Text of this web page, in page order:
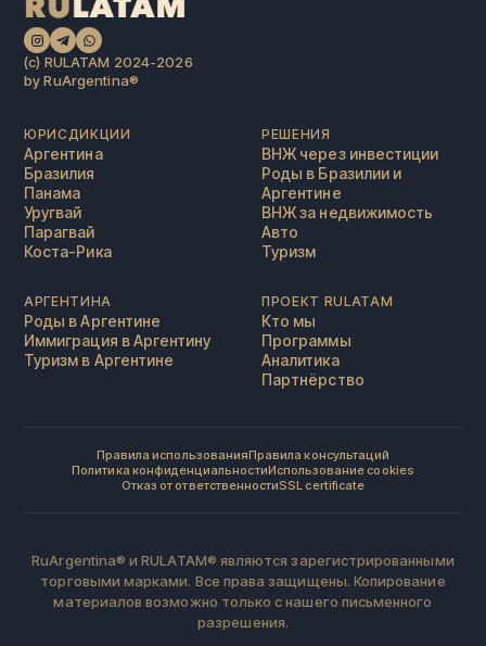
(c) RULATAM 2024-2026
by RuArgentina®️
ЮРИСДИКЦИИ
Аргентина
Бразилия
Панама
Уругвай
Парагвай
Коста-Рика
РЕШЕНИЯ
ВНЖ через инвестиции
Роды в Бразилии и
Аргентине
ВНЖ за недвижимость
Авто
Туризм
АРГЕНТИНА
Роды в Аргентине
Иммиграция в Аргентину
Туризм в Аргентине
ПРОЕКТ RULATAM
Кто мы
Программы
Аналитика
Партнёрство
Правила использованияПравила консультаций
Политика конфиденциальностиИспользование cookies
Отказ от ответственностиSSL certificate
RuArgentina® и RULATAM® являются зарегистрированными
торговыми марками. Все права защищены. Копирование
материалов возможно только с нашего письменного
разрешения.